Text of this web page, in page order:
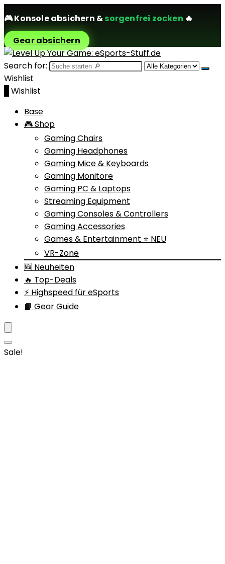
🎮Konsole absichern &sorgenfrei zocken 🔥
Gear absichern
Search for:
Wishlist
Wishlist
Base
🎮 Shop
Gaming Chairs
Gaming Headphones
Gaming Mice & Keyboards
Gaming Monitore
Gaming PC & Laptops
Streaming Equipment
Gaming Consoles & Controllers
Gaming Accessories
Games & Entertainment ⭐ NEU
VR-Zone
🆕 Neuheiten
🔥 Top-Deals
⚡ Highspeed für eSports
📘 Gear Guide
Sale!